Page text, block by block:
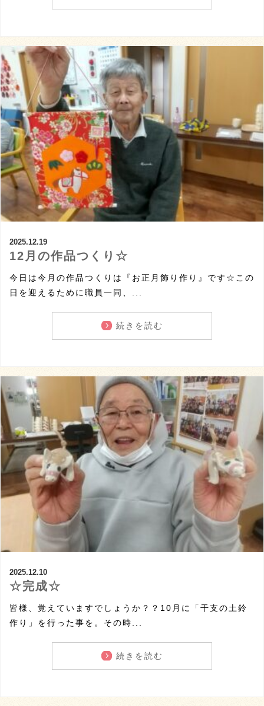
2025.12.19
12月の作品つくり☆
今日は今月の作品つくりは『お正月飾り作り』です☆この
日を迎えるために職員一同、...
続きを読む
2025.12.10
☆完成☆
皆様、覚えていますでしょうか？？10月に「干支の土鈴
作り」を行った事を。その時...
続きを読む